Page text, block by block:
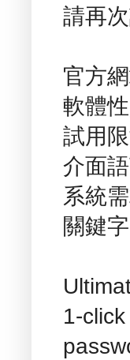
請再
官方網
軟體
試用
介面
系統
關鍵
1-